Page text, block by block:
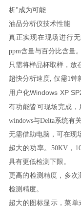
析"成为可能
油品分析仪技术性能
真正实现在现场进行
ppm含量与百分比含量。
只需将样品杯取样，放
超快分析速度, 仅需1钟
用户化Windows XP
有功能皆可现场完成，
windows与Delta系统有
无需借助电脑，可在现
超大的功率。 50KV，
具有更低检测下限。
更高的检测精度，多次
检测精度。
超大的图标显示，菜单